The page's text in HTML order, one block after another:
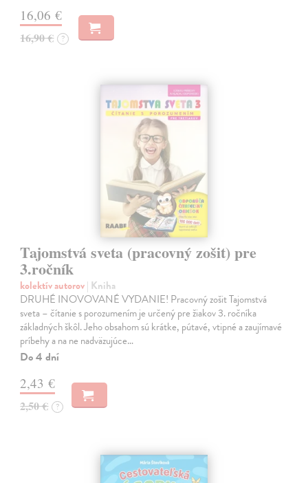
16,06 €
16,90 € ?
Tajomstvá sveta (pracovný zošit) pre
3.ročník
kolektív autorov| Kniha
DRUHÉ INOVOVANÉ VYDANIE! Pracovný zošit Tajomstvá
sveta – čítanie s porozumením je určený pre žiakov 3. ročníka
základných škôl. Jeho obsahom sú krátke, pútavé, vtipné a zaujímavé
príbehy a na ne nadväzujúce…
Do 4 dní
2,43 €
2,50 € ?